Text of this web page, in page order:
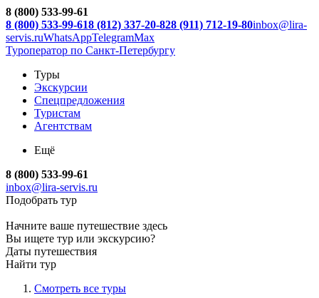
8 (800) 533-99-61
8 (800) 533-99-618 (812) 337-20-828 (911) 712-19-80inbox@lira-
servis.ruWhatsAppTelegramMax
Туроператор по Санкт-Петербургу
Туры
Экскурсии
Спецпредложения
Туристам
Агентствам
Ещё
8 (800) 533-99-61
inbox@lira-servis.ru
Подобрать тур
Начните ваше путешествие здесь
Вы ищете тур или экскурсию?
Даты путешествия
Найти тур
Смотреть все туры